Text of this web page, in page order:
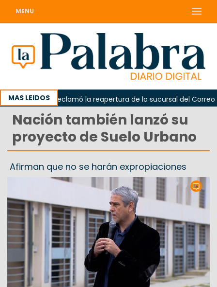
MENU
MAS LEIDOS
Odarda reclamó la reapertura de la sucursal del Correo
Nación también lanzó su
proyecto de Suelo Urbano
Afirman que no se harán expropiaciones